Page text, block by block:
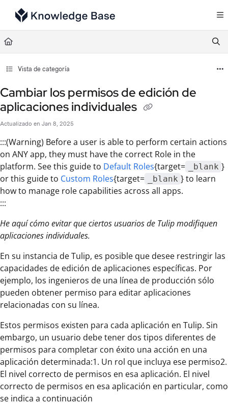
Documentation Index
Fetch the complete documentation index at:
Use this file to discover all available pages before exploring further.
Vista de categoría
Cambiar los permisos de edición de
aplicaciones individuales
Actualizado en Jan 8, 2025
:::(Warning) Before a user is able to perform certain actions
on ANY app, they must have the correct Role in the
platform. See this guide to Default Roles{target= _blank }
or this guide to Custom Roles{target= _blank } to learn
how to manage role capabilities across all apps.
:::
He aquí cómo evitar que ciertos usuarios de Tulip modifiquen
aplicaciones individuales.
En su instancia de Tulip, es posible que desee restringir las
capacidades de edición de aplicaciones específicas. Por
ejemplo, los ingenieros de una línea de producción sólo
pueden obtener permiso para editar aplicaciones
relacionadas con su línea.
Estos permisos existen para cada aplicación en Tulip. Sin
embargo, un usuario debe tener dos tipos diferentes de
permisos para completar con éxito una acción en una
aplicación determinada:1. Un rol que incluya ese permiso2.
El nivel correcto de permisos en esa aplicación. El nivel
correcto de permisos en esa aplicación en particular, como
se indica a continuación